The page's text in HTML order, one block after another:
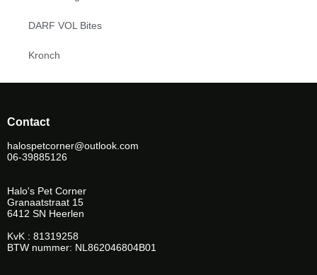
DARF VOL Bites
Kronch
Contact
halospetcorner@outlook.com
06-39885126
Halo's Pet Corner
Granaatstraat 15
6412 SN Heerlen
KvK : 81319258
BTW nummer: NL862046804B01